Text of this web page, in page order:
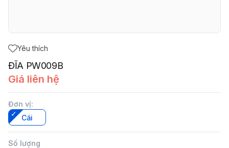
Yêu thích
ĐĨA PW009B
Giá liên hệ
Đơn vị:
Cái
Số lượng